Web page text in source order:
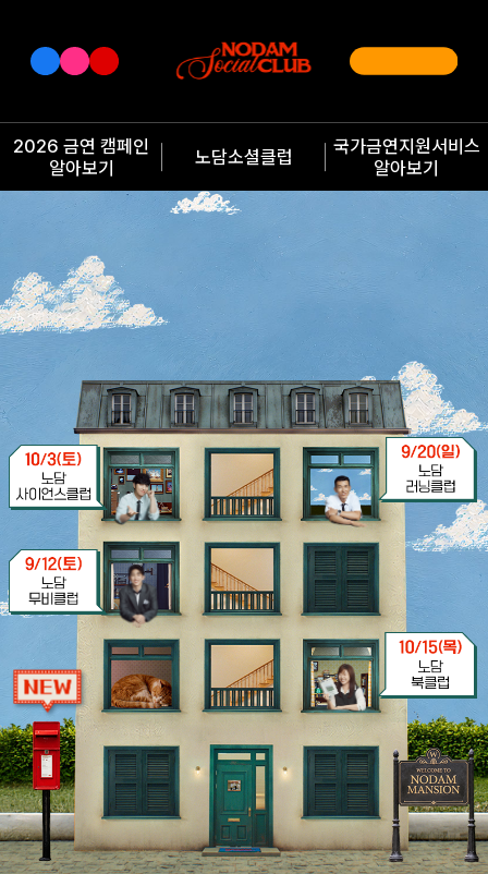
2026 금연 캠페인
알아보기
노담소셜클럽
국가금연지원서비스
알아보기